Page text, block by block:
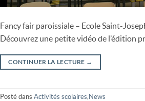
Fancy fair paroissiale – Ecole Saint-
Découvrez une petite vidéo de l’édition
CONTINUER LA LECTURE →
Posté dans Activités scolaires, News